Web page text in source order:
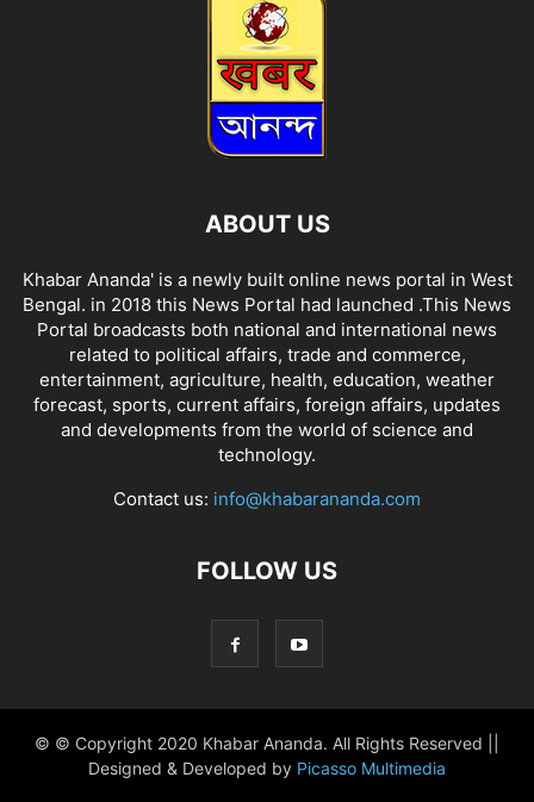
ABOUT US
Khabar Ananda' is a newly built online news portal in West
Bengal. in 2018 this News Portal had launched .This News
Portal broadcasts both national and international news
related to political affairs, trade and commerce,
entertainment, agriculture, health, education, weather
forecast, sports, current affairs, foreign affairs, updates
and developments from the world of science and
technology.
Contact us: info@khabarananda.com
FOLLOW US
© © Copyright 2020 Khabar Ananda. All Rights Reserved ||
Designed & Developed by Picasso Multimedia